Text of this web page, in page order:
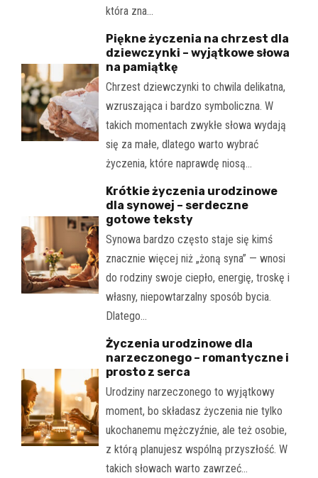
która zna…
Piękne życzenia na chrzest dla
dziewczynki – wyjątkowe słowa
na pamiątkę
Chrzest dziewczynki to chwila delikatna,
wzruszająca i bardzo symboliczna. W
takich momentach zwykłe słowa wydają
się za małe, dlatego warto wybrać
życzenia, które naprawdę niosą…
Krótkie życzenia urodzinowe
dla synowej – serdeczne
gotowe teksty
Synowa bardzo często staje się kimś
znacznie więcej niż „żoną syna” — wnosi
do rodziny swoje ciepło, energię, troskę i
własny, niepowtarzalny sposób bycia.
Dlatego…
Życzenia urodzinowe dla
narzeczonego – romantyczne i
prosto z serca
Urodziny narzeczonego to wyjątkowy
moment, bo składasz życzenia nie tylko
ukochanemu mężczyźnie, ale też osobie,
z którą planujesz wspólną przyszłość. W
takich słowach warto zawrzeć…